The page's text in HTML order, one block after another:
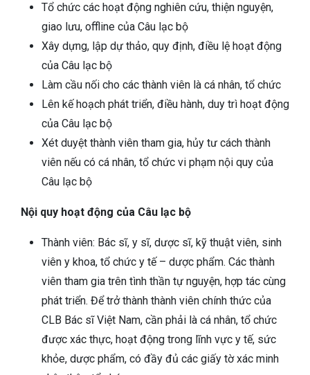
Tổ chức các hoạt động nghiên cứu, thiện nguyện,
giao lưu, offline của Câu lạc bộ
Xây dựng, lập dự thảo, quy định, điều lệ hoạt động
của Câu lạc bộ
Làm cầu nối cho các thành viên là cá nhân, tổ chức
Lên kế hoạch phát triển, điều hành, duy trì hoạt động
của Câu lạc bộ
Xét duyệt thành viên tham gia, hủy tư cách thành
viên nếu có cá nhân, tổ chức vi phạm nội quy của
Câu lạc bộ
Nội quy hoạt động của Câu lạc bộ
Thành viên: Bác sĩ, y sĩ, dược sĩ, kỹ thuật viên, sinh
viên y khoa, tổ chức y tế – dược phẩm. Các thành
viên tham gia trên tình thần tự nguyện, hợp tác cùng
phát triển. Để trở thành thành viên chính thức của
CLB Bác sĩ Việt Nam, cần phải là cá nhân, tổ chức
được xác thực, hoạt động trong lĩnh vực y tế, sức
khỏe, dược phẩm, có đầy đủ các giấy tờ xác minh